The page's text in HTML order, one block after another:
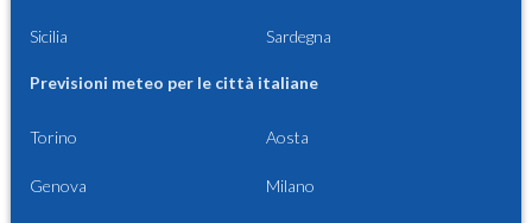
Sicilia Sardegna
Previsioni meteo per le città italiane
Torino Aosta
Genova Milano